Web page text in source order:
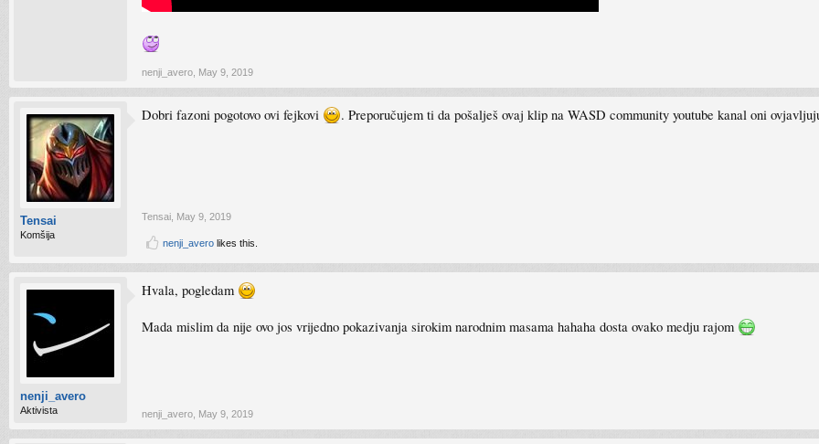
nenji_avero May 9, 2019
Tensai
Komšija
Dobri fazoni pogotovo ovi fejkovi . Preporučujem ti da pošalješ ovaj klip na WASD community youtube kanal oni
Tensai May 9, 2019
nenji_avero likes this.
nenji_avero
Aktivista
Hvala, pogledam
Mada mislim da nije ovo jos vrijedno pokazivanja sirokim narodnim masama hahaha dosta ovako medju rajom
nenji_avero May 9, 2019